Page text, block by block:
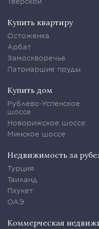
Купить квартиру
Остоженка
Арбат
Замоскворечье
Патриаршие пруды
Купить дом
Рублево-Успенское
шоссе
Новорижское шоссе
Минское шоссе
Недвижимость за
Турция
Таиланд
Пхукет
ОАЭ
Коммерческая